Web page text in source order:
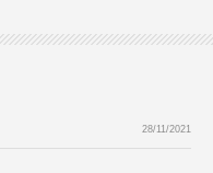
28/11/2021